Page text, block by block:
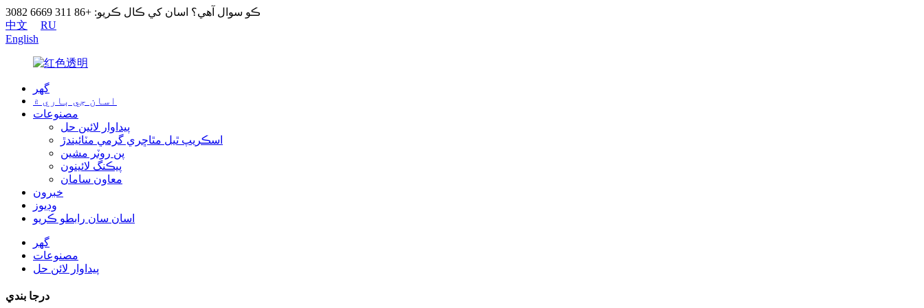
ڪو سوال آهي؟ اسان کي ڪال ڪريو: +86 311 6669 3082
中文
RU
English
گھر
اسان جي باري ۾
مصنوعات
پيداوار لائين حل
اسڪريپ ٿيل مٿاڇري گرمي مٽائيندڙ
پن روٽر مشين
پيڪنگ لائينون
معاون سامان
خبرون
وڊيوز
اسان سان رابطو ڪريو
گھر
مصنوعات
پيداوار لائن حل
درجا بندي